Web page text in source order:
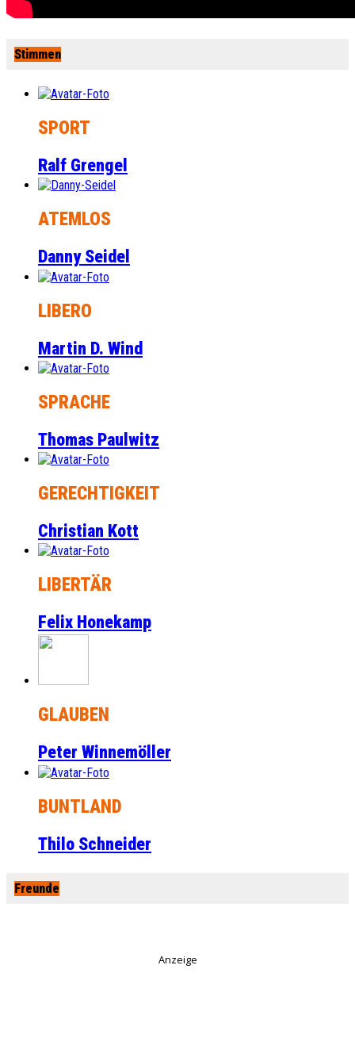
Stimmen
SPORT
Ralf Grengel
ATEMLOS
Danny Seidel
LIBERO
Martin D. Wind
SPRACHE
Thomas Paulwitz
GERECHTIGKEIT
Christian Kott
LIBERTÄR
Felix Honekamp
GLAUBEN
Peter Winnemöller
BUNTLAND
Thilo Schneider
Freunde
Anzeige